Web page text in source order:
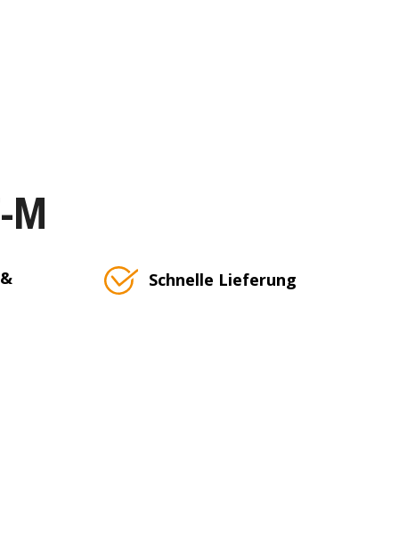
M
Schnelle Lieferung